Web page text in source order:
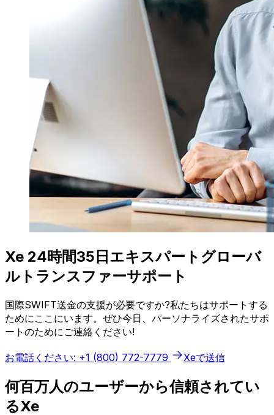
Xe 24時間35日エキスパートグローバ
ルトランスファーサポート
国際SWIFT送金の支援が必要ですか?私たちはサポートする
ためにここにいます。ぜひ今日、パーソナライズされたサポ
ートのためにご連絡ください!
お電話ください: +1 (800) 772-7779 Xeで送信
何百万人のユーザーから信頼されてい
るXe